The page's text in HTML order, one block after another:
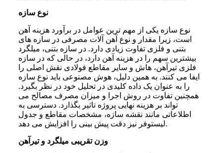
نوع سازه
نوع سازه یکی از مهم ترین عوامل در برآورد هزینه آهن
است، زیرا مقدار و نوع آهن آلات مصرفی در سازه های
بتنی و فلزی تفاوت زیادی دارد. در سازه بتنی، میلگرد
بیشترین سهم را در هزینه آهن دارد، در حالی که در سازه
فلزی تیرآهن، هاش و سایر مقاطع فولادی نقش اصلی را
ایفا می کنند. به همین دلیل، هوش مصنوعی باید نوع سازه
را به عنوان یک داده کلیدی در تحلیل خود در نظر بگیرد.
همچنین تفاوت در روش اجرا و میزان مصرف مصالح می
تواند بر هزینه نهایی پروژه تاثیر بگذارد. دسترسی به
اطلاعاتی مانند نقشه سازه، مشخصات مقاطع و جدول
لیستوفر نیز دقت پیش بینی را افزایش می دهد.
وزن تقریبی میلگرد و تیرآهن